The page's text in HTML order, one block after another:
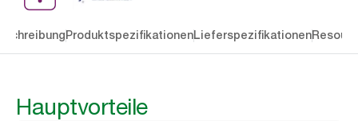
ProduktspezifikationenLieferspezifikationen
Hauptvorteile